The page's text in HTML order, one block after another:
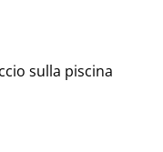
sulla piscina